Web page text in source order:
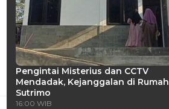
Pengintai Misterius dan CCTV
Mendadak, Kejanggalan di Rumah
Sutrimo
16:00 WIB